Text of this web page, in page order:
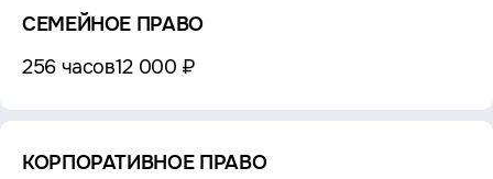
СЕМЕЙНОЕ ПРАВО
256 часов12 000 ₽
КОРПОРАТИВНОЕ ПРАВО